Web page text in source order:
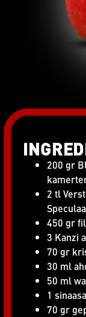
200 gr
2 tl
450 gr
3 Kanzi
70 gr
30 ml
50 ml
1
70 gr